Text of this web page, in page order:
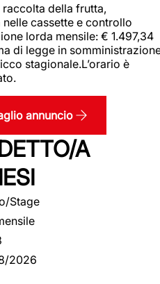
della frutta,
cassette e controllo
lorda mensile: € 1.497,34
di legge in
stagionale.L’orario è
annuncio
A
Stage
2026